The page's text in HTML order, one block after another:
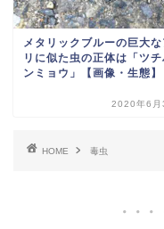
メタリックブルーの巨大な
リに似た虫の正体は「ツチ
ンミョウ」【画像・生態】
2020年6月
HOME 毒虫